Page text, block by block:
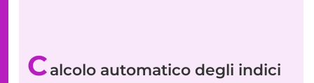
Calcolo automatico degli indici